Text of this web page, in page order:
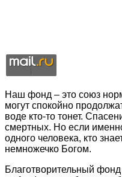
Наш фонд – это союз
могут спокойно
воде кто-то тонет.
смертных. Но если
одного человека, кто
немножечко Богом.
Благотворительный